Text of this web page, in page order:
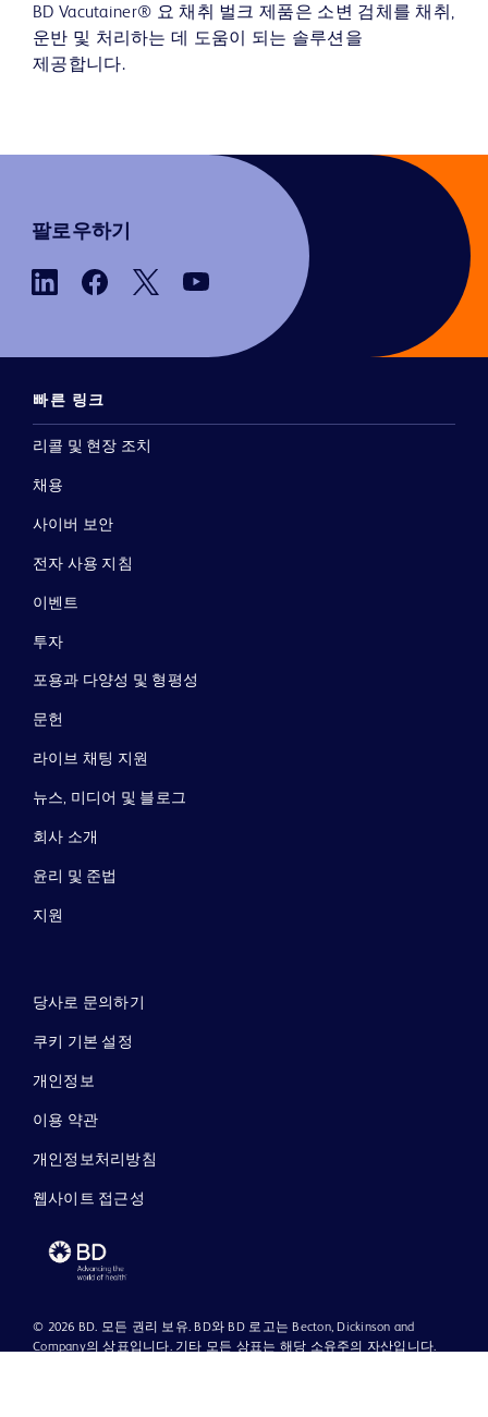
BD Vacutainer® 요 채취 벌크 제품은 소변 검체를 채취,
운반 및 처리하는 데 도움이 되는 솔루션을
제공합니다.
팔로우하기
빠른 링크
리콜 및 현장 조치
채용
사이버 보안
전자 사용 지침
이벤트
투자
포용과 다양성 및 형평성
문헌
라이브 채팅 지원
뉴스, 미디어 및 블로그
회사 소개
윤리 및 준법
지원
당사로 문의하기
쿠키 기본 설정
개인정보
이용 약관
개인정보처리방침
웹사이트 접근성
© 2026 BD. 모든 권리 보유. BD와 BD 로고는 Becton, Dickinson and
Company의 상표입니다. 기타 모든 상표는 해당 소유주의 자산입니다.